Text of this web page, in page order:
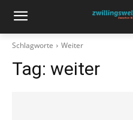
Schlagworte Weiter
Tag: weiter